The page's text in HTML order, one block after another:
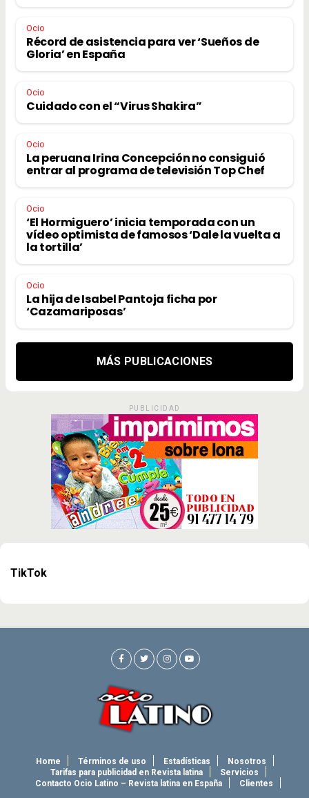
Ocio
Récord de asistencia para ver ‘Sueños de
Gloria’ en España
Ocio
Cuidado con el “Virus Shakira”
Ocio
La peruana Irina Concepción no consiguió
entrar al programa de televisión Top Chef
Ocio
‘El Hormiguero’ inicia temporada con un
vídeo optimista de famosos ‘Dale la vuelta a
la tortilla’
Ocio
La hija de Isabel Pantoja ficha por
‘Cazamariposas’
MÁS PUBLICACIONES
PUBLICIDAD
TikTok
Home Términos de uso Estadísticas
Nosotros
Tarifas para publicidad en Revista latina
Servicios
Contacto Ocio Latino – Revista latina en España
Clientes